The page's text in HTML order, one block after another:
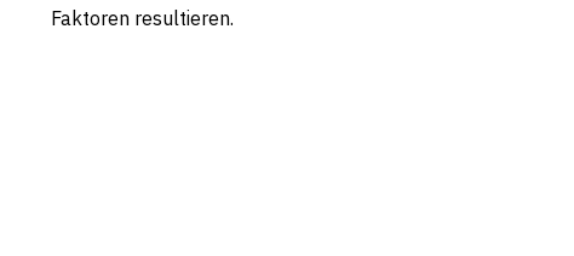
Faktoren resultieren.